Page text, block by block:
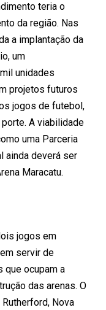
teria o
da região. Nas
a implantação da
um
unidades
projetos futuros
jogos de futebol,
A viabilidade
uma Parceria
ainda deverá ser
Maracatu.
jogos em
servir de
que ocupam a
das arenas. O
Nova